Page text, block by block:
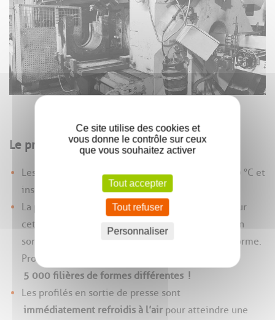
Le procédé d'extrusion
Les
sont préalablement chauffées à 480 °C et
insérées dans le container de la presse.
La presse d'extrusion exerce une forte pression sur
cette
en
sortie de laquelle apparaît le profilé moulé à la forme.
Profils Systèmes utilise plus de
5 000 filières de formes différentes !
Les profilés en sortie de presse sont
immédiatement refroidis à l’air pour atteindre une
Ce site utilise des cookies et
vous donne le contrôle sur ceux
que vous souhaitez activer
Tout accepter
Tout refuser
Personnaliser